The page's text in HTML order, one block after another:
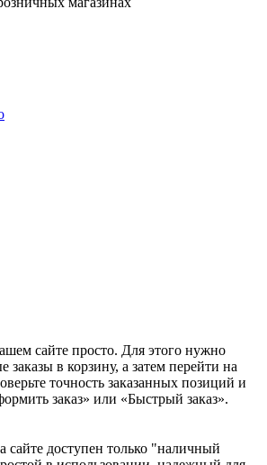
сайте просто. Для этого нужно
заказы в корзину, а затем перейти на
точность заказанных позиций и
заказ» или «Быстрый заказ».
сайте доступен только "наличный